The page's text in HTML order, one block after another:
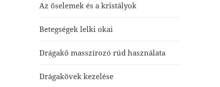
Az őselemek és a kristályok
Betegségek lelki okai
Drágakő masszírozó rúd használata
Drágakövek kezelése